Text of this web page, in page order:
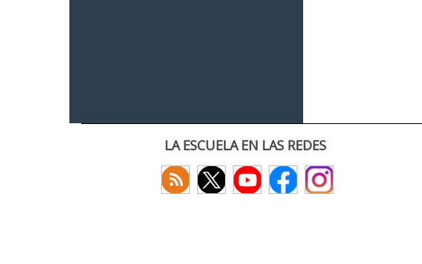
LA ESCUELA EN LAS REDES